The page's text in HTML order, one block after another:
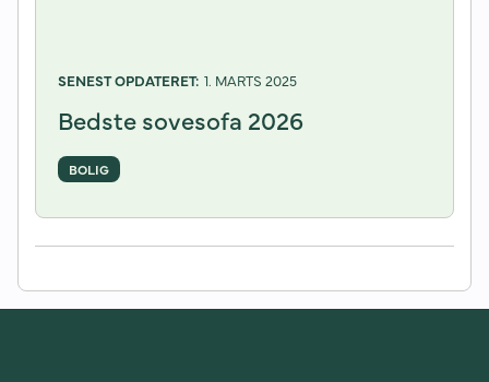
Bedste sovesofa 2026
1. MARTS 2025
BOLIG